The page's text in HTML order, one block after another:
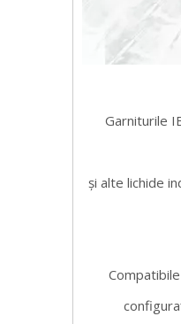
Garniturile
și alte lichide